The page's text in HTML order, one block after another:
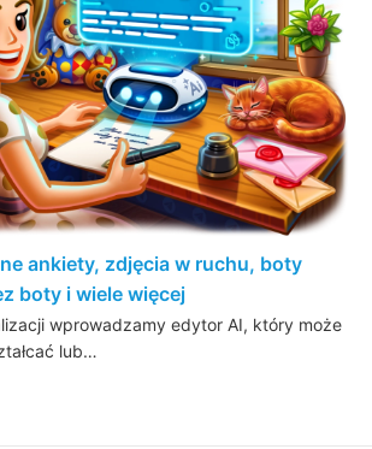
ankiety, zdjęcia w ruchu, boty
boty i wiele więcej
wprowadzamy edytor AI, który może
lub…